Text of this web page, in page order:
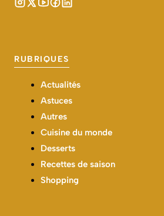
RUBRIQUES
Actualités
Astuces
Autres
Cuisine du monde
Desserts
Recettes de saison
Shopping